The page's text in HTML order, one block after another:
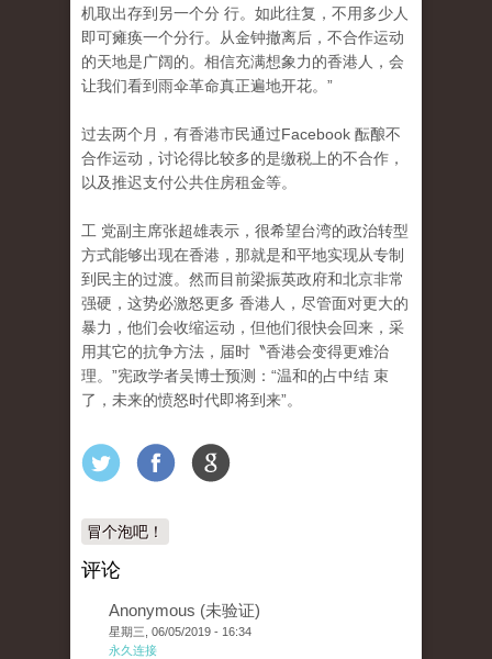
机取出存到另一个分 行。如此往复，不用多少人
即可瘫痪一个分行。从金钟撤离后，不合作运动
的天地是广阔的。相信充满想象力的香港人，会
让我们看到雨伞革命真正遍地开花。”
过去两个月，有香港市民通过Facebook 酝酿不
合作运动，讨论得比较多的是缴税上的不合作 ，
以及推迟支付公共住房租金等。
工 党副主席张超雄表示，很希望台湾的政治转型
方式能够出现在香港，那就是和平地实现从专制
到民主的过渡。然而目前梁振英政府和北京非常
强硬，这势必激怒更多 香港人，尽管面对更大的
暴力，他们会收缩运动，但他们很快会回来，采
用其它的抗争方法，届时〝香港会变得更难治
理。”宪政学者吴博士预测：“温和的占中结 束
了，未来的愤怒时代即将到来”。
冒个泡吧！
评论
Anonymous (未验证)
星期三, 06/05/2019 - 16:34
永久连接